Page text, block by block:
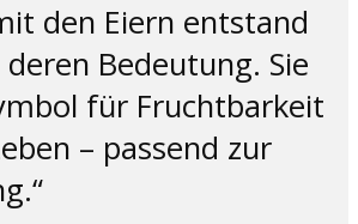
den Eiern entstand
Bedeutung. Sie
für Fruchtbarkeit
– passend zur